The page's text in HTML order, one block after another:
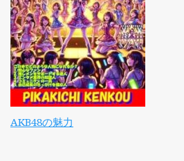
AKB48の魅力